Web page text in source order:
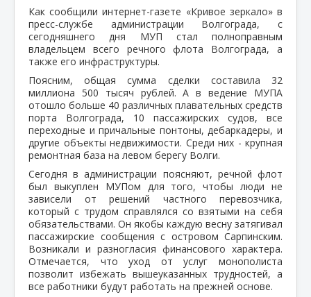
Как сообщили интернет-газете «Кривое зеркало» в
пресс-службе администрации Волгограда, с
сегодняшнего дня МУП стал полноправным
владельцем всего речного флота Волгограда, а
также его инфраструктуры.
Поясним, общая сумма сделки составила 32
миллиона 500 тысяч рублей. А в ведение МУПА
отошло больше 40 различных плавательных средств
порта Волгограда, 10 пассажирских судов, все
переходные и причальные понтоны, дебаркадеры, и
другие объекты недвижимости. Среди них - крупная
ремонтная база на левом берегу Волги.
Сегодня в администрации поясняют, речной флот
был выкуплен МУПом для того, чтобы люди не
зависели от решений частного перевозчика,
который с трудом справлялся со взятыми на себя
обязательствами. Он якобы каждую весну затягивал
пассажирские сообщения с островом Сарпинским.
Возникали и разногласия финансового характера.
Отмечается, что уход от услуг монополиста
позволит избежать вышеуказанных трудностей, а
все работники будут работать на прежней основе.